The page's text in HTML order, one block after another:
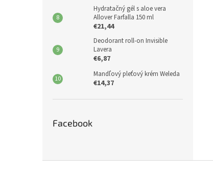
Hydratačný gél s aloe vera
Allover Farfalla 150 ml
€21,44
Deodorant roll-on Invisible
Lavera
€6,87
Mandľový pleťový krém Weleda
€14,37
Facebook